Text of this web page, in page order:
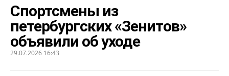
Спортсмены из
петербургских «Зенитов»
объявили об уходе
29.07.2026 16:43